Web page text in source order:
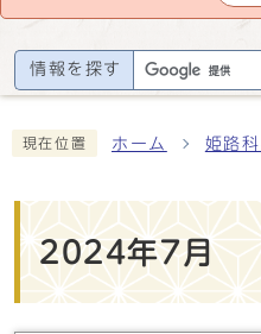
情報を探す
現在位置 ホーム 姫路
2024年7月